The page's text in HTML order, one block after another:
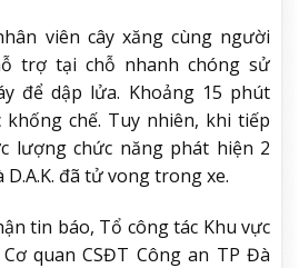
viên cây xăng cùng người
trợ tại chỗ nhanh chóng sử
để dập lửa. Khoảng 15 phút
khống chế. Tuy nhiên, khi tiếp
lượng chức năng phát hiện 2
D.A.K. đã tử vong trong xe.
tin báo, Tổ công tác Khu vực
quan CSĐT Công an TP Đà